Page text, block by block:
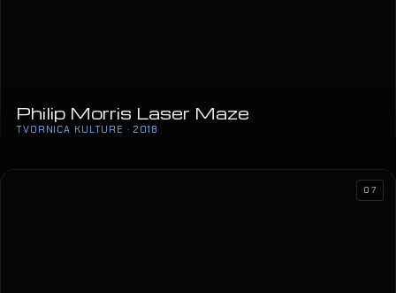
Philip Morris Laser Maze
TVORNICA KULTURE · 2018
07